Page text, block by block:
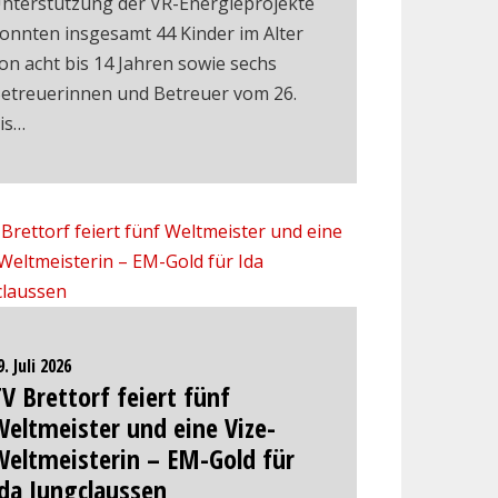
insgesamt 44 Kinder im Alter
acht bis 14 Jahren sowie sechs
und Betreuer vom 26.
Juli 2026
Brettorf feiert fünf
und eine Vize-
– EM-Gold für
Jungclaussen